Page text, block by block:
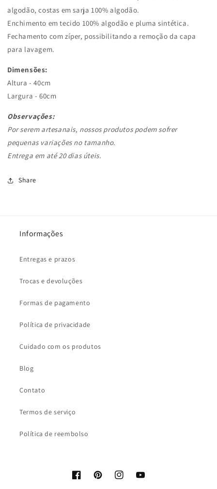
Pronta
Entrega
Pronta
Entrega
algodão, costas em sarja 100% algodão.
Enchimento em tecido 100% algodão e pluma sintética.
Fechamento com zíper, possibilitando a remoção da capa
para lavagem.
Dimensões:
Altura - 40cm
Largura - 60cm
Observações:
Por serem artesanais, nossos produtos podem sofrer
pequenas variações no tamanho.
Entrega em até 20 dias úteis.
Share
Informações
Entregas e prazos
Trocas e devoluções
Formas de pagamento
Política de privacidade
Cuidado com os produtos
Blog
Contato
Termos de serviço
Política de reembolso
FacebookPinterestInstagramYouTube